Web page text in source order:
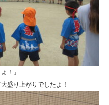
！」
盛り上がりでしたよ！